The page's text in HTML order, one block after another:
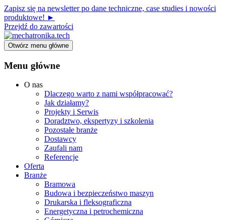
Zapisz się na newsletter po dane techniczne, case studies i nowości
produktowe! ►
Przejdź do zawartości
Otwórz menu główne
Menu główne
O nas
Dlaczego warto z nami współpracować?
Jak działamy?
Projekty i Serwis
Doradztwo, ekspertyzy i szkolenia
Pozostałe branże
Dostawcy
Zaufali nam
Referencje
Oferta
Branże
Bramowa
Budowa i bezpieczeństwo maszyn
Drukarska i fleksograficzna
Energetyczna i petrochemiczna